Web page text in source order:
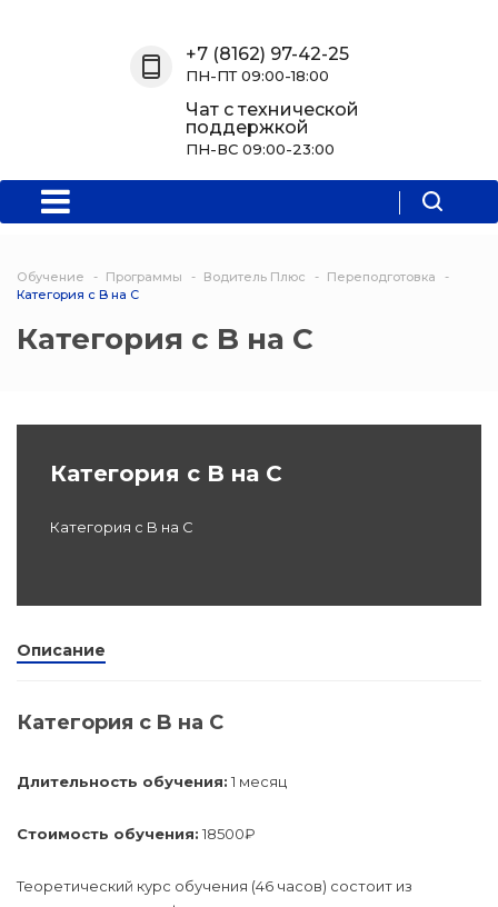
Мероприятия
Информация
+7 (8162) 97-42-25
ПН-ПТ 09:00-18:00
Чат с технической
поддержкой
ПН-ВС 09:00-23:00
Обучение Программы Водитель Плюс
Переподготовка
Категория с B на C
Категория с B на C
Категория с B на C
Категория с B на C
Описание
Категория с B на C
Длительность обучения: 1 месяц
Стоимость обучения: 18500₽
Теоретический курс обучения (46 часов) состоит из